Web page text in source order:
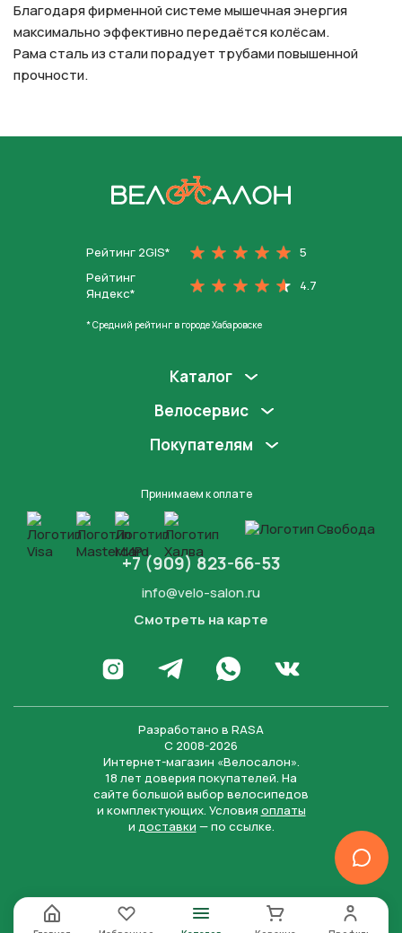
Благодаря фирменной системе мышечная энергия
максимально эффективно передаётся колёсам.
Рама сталь из стали порадует трубами повышенной
прочности.
Рейтинг 2GIS*
5
Рейтинг
Яндекс*
4.7
* Средний рейтинг в городе Хабаровске
Каталог
Велосервис
Покупателям
Принимаем к оплате
+7 (909) 823-66-53
info@velo-salon.ru
Смотреть на карте
Перейти в Инстаграм
Написать в Телеграм
Написать в WhatsApp
Перейти во
Разработано в RASA
С 2008-2026
Интернет-магазин «Велосалон».
18 лет доверия покупателей. На
сайте большой выбор велосипедов
и комплектующих. Условия оплаты
и доставки — по ссылке.
Нажимая на кнопку “Отправить заявку”, вы даете
согласие на обработку персональных данных и
соглашаетесь с политикой конфиденциальности